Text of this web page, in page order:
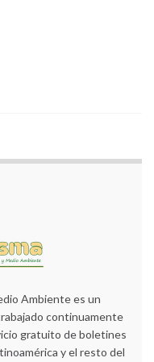
Ambiente es un
continuamente
gratuito de boletines
y el resto del